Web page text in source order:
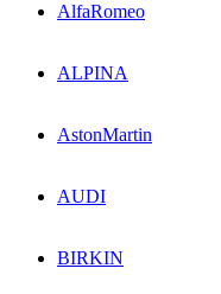
AlfaRomeo
ALPINA
AstonMartin
AUDI
BIRKIN